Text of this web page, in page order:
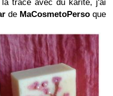
trace avec du karité, j'ai
de MaCosmetoPerso que